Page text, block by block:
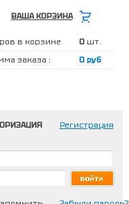
ВАША КОРЗИНА
в корзине 0 шт.
заказа :
0 руб
Регистрация